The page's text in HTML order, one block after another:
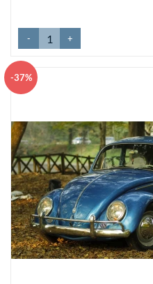
- +
-37%